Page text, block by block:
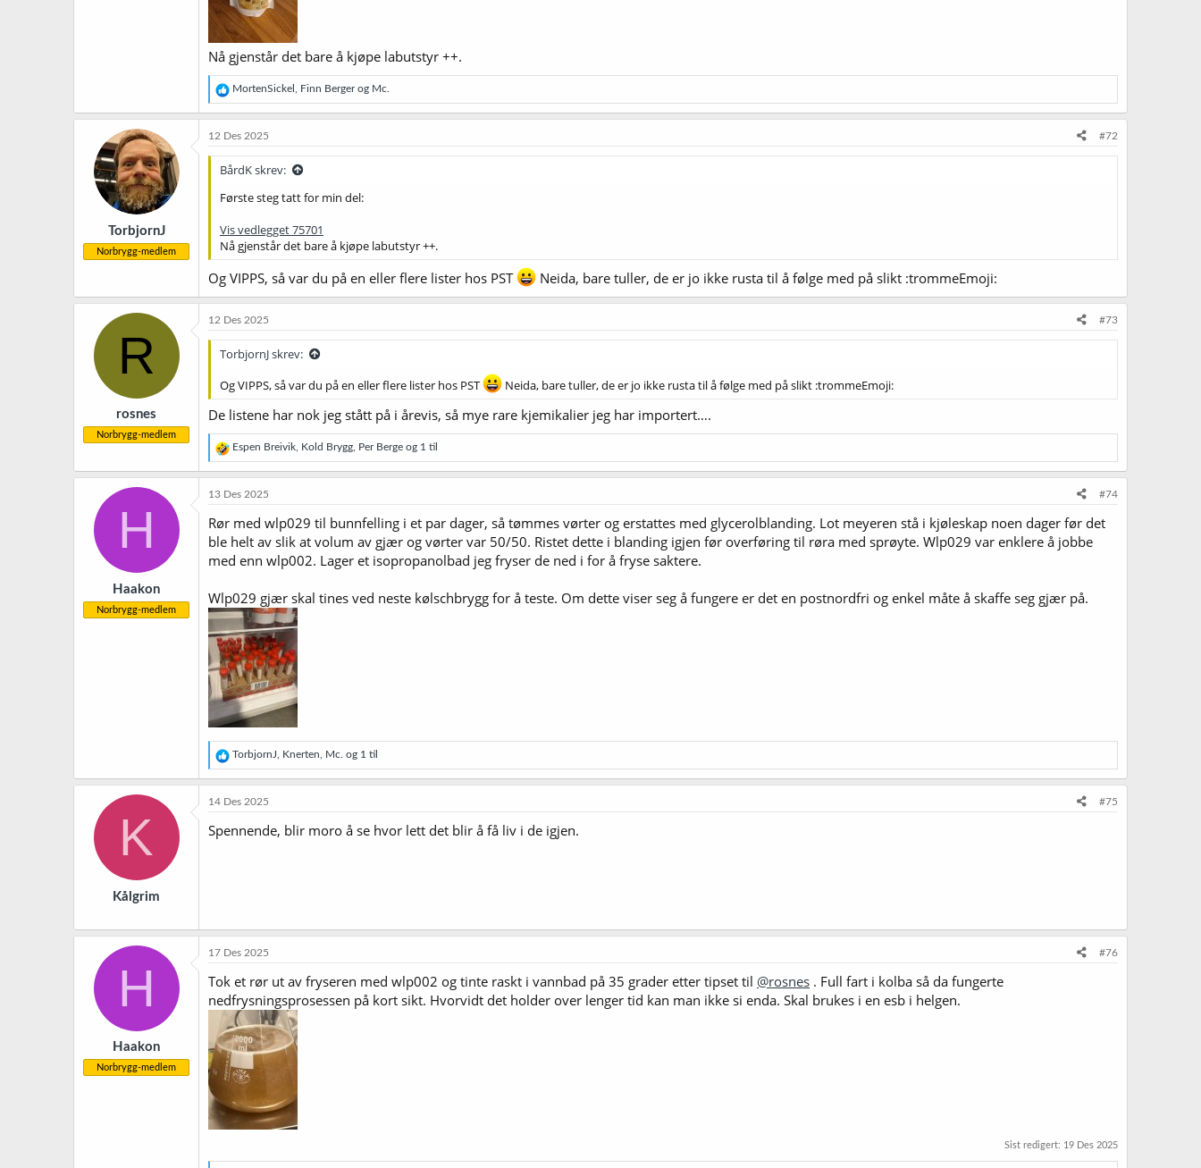
Nå gjenstår det bare å kjøpe labutstyr ++.
R
e
a
j
o
e
:
MortenSickel Finn Bergerog Mc.
TorbjornJ
Norbrygg-medlem
12 Des 2025 #72
BårdK skrev:
Første steg tatt for min del:
Vis vedlegget 75701
Nå gjenstår det bare å kjøpe labutstyr ++.
Og VIPPS, så var du på en eller flere lister hos PST Neida, bare tuller, de er jo ikke rusta til å følge med på slikt :trommeEmoji:
R
rosnes
Norbrygg-medlem
12 Des 2025 #73
TorbjornJ skrev:
Og VIPPS, så var du på en eller flere lister hos PST
Neida, bare tuller, de er jo ikke rusta til å følge med på slikt :trommeEmoji:
De listene har nok jeg stått på i årevis, så mye rare kjemikalier jeg har importert….
R
e
a
o
n
e
Espen Breivik Kold Brygg Per Berge og 1 til
H
Haakon
Norbrygg-medlem
13 Des 2025 #74
Rør med wlp029 til bunnfelling i et par dager, så tømmes vørter og erstattes med glycerolblanding. Lot meyeren stå i kjøleskap noen dager før det
ble helt av slik at volum av gjær og vørter var 50/50. Ristet dette i blanding igjen før overføring til røra med sprøyte. Wlp029 var enklere å jobbe
med enn wlp002. Lager et isopropanolbad jeg fryser de ned i for å fryse saktere.
Wlp029 gjær skal tines ved neste kølschbrygg for å teste. Om dette viser seg å fungere er det en postnordfri og enkel måte å skaffe seg gjær på.
R
e
a
o
TorbjornJ Knerten Mc. og 1 til
K
Kålgrim
14 Des 2025 #75
Spennende, blir moro å se hvor lett det blir å få liv i de igjen.
H
Haakon
Norbrygg-medlem
17 Des 2025 #76
Tok et rør ut av fryseren med wlp002 og tinte raskt i vannbad på 35 grader etter tipset til @rosnes . Full fart i kolba så da fungerte
nedfrysningsprosessen på kort sikt. Hvorvidt det holder over lenger tid kan man ikke si enda. Skal brukes i en esb i helgen.
Sist redigert: 19 Des 2025